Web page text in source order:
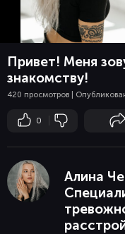
Привет! Меня
знакомству!
420 просмотров |
0
Алина